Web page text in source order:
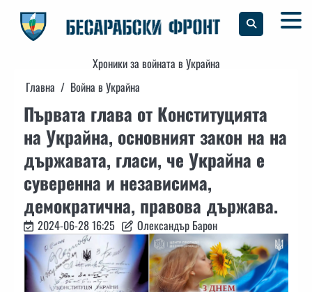
content
Хроники за войната в Украйна
Главна
Война в Украйна
Първата глава от Конституцията
на Украйна, основният закон на на
държавата, гласи, че Украйна е
суверенна и независима,
демократична, правова държава.
2024-06-28 16:25 Олександър Барон